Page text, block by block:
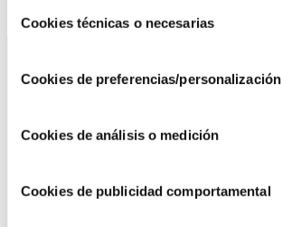
deCookies técnicas o necesarias
Cookies de preferencias/personalización
Cookies de análisis o medición
Cookies de publicidad comportamental
Quienes somos
Canal ético